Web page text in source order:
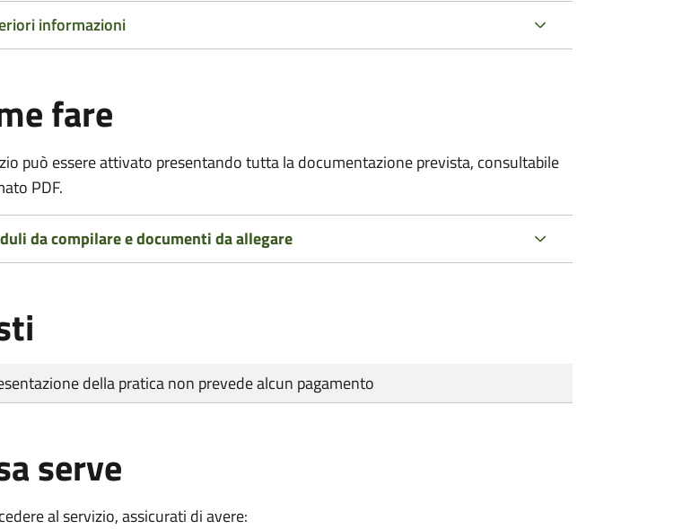
informazioni
fare
può essere attivato presentando tutta la documentazione prevista, consultabile
PDF.
da compilare e documenti da allegare
pagamentodella pratica non prevede alcun pagamento
serve
al servizio, assicurati di avere: